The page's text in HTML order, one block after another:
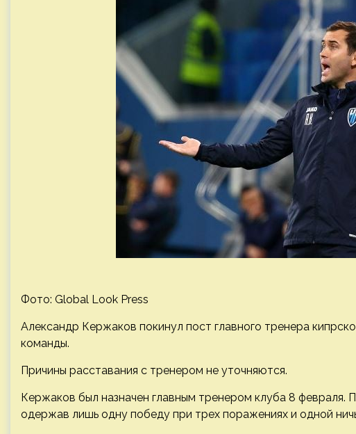
Фото: Global Look Press
Александр Кержаков покинул пост главного тренера
команды.
Причины расставания с тренером не уточняются.
Кержаков был назначен главным тренером клуба 8 февраля.
одержав лишь одну победу при трех поражениях и одной